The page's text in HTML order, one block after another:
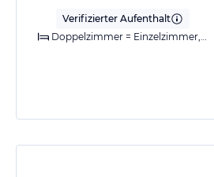
Verifizierter Aufenthalt
Doppelzimmer = Einzelzimmer,Meerblick,Klimaanlage,Dusche,Balkon